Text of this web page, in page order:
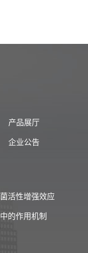
产品展厅
企业公告
活性增强效应
的作用机制